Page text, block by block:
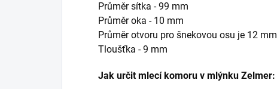
Průměr sítka - 99 mm
Průměr oka - 10 mm
Průměr otvoru pro šnekovou osu je 12 mm
Tloušťka - 9 mm
Jak určit mlecí komoru v mlýnku Zelmer: